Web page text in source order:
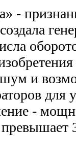
-
и
-
превышает